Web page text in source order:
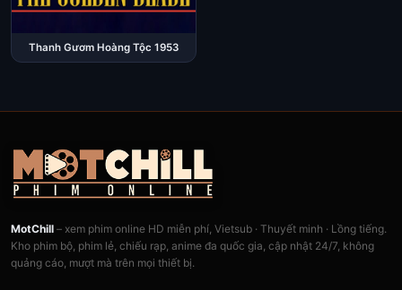
Thanh Gươm Hoàng Tộc 1953
MotChill – xem phim online HD miễn phí, Vietsub · Thuyết minh · Lồng tiếng.
Kho phim bộ, phim lẻ, chiếu rạp, anime đa quốc gia, cập nhật 24/7, không
quảng cáo, mượt mà trên mọi thiết bị.